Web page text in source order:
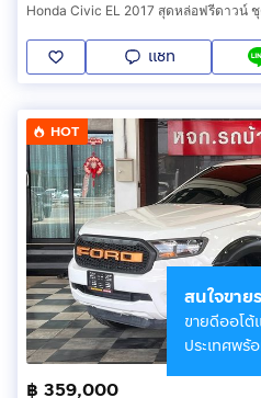
Honda Civic EL 2017 สุดหล่อฟรีดาวน์
แชท
HOT
฿ 359,000
สนใจขาย
ขายดีออโต้
ประเทศพ